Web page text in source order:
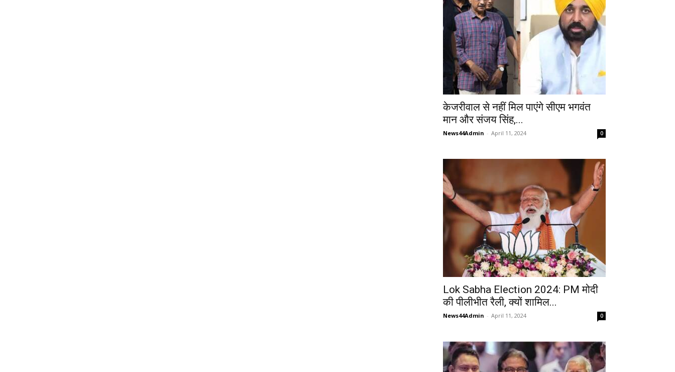
केजरीवाल से नहीं मिल पाएंगे सीएम भगवंत
मान और संजय सिंह,...
News44Admin - April 11, 2024 0
Lok Sabha Election 2024: PM मोदी
की पीलीभीत रैली, क्यों शामिल...
News44Admin - April 11, 2024 0